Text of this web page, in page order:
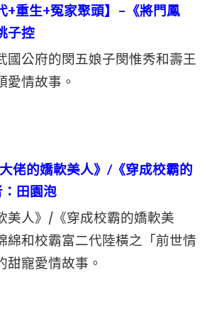
+重生+冤家聚頭】–《將門鳳
子控
國公府的閔五娘子閔惟秀和壽王
愛情故事。
大佬的嬌軟美人》/《穿成校霸的
田園泡
美人》/《穿成校霸的嬌軟美
綿和校霸富二代陸橫之「前世情
甜寵愛情故事。